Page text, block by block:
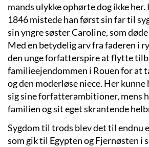
mands ulykke ophørte dog ikke her.
1846 mistede han først sin far til
sin yngre søster Caroline, som
Med en betydelig arv fra faderen i
den unge forfatterspire at flytte
familieejendommen i Rouen for at
og den moderløse niece. Her
sig sine forfatterambitioner, mens
familien og sit eget skrantende
Sygdom til trods blev det til endnu
som gik til Egypten og Fjernøsten i